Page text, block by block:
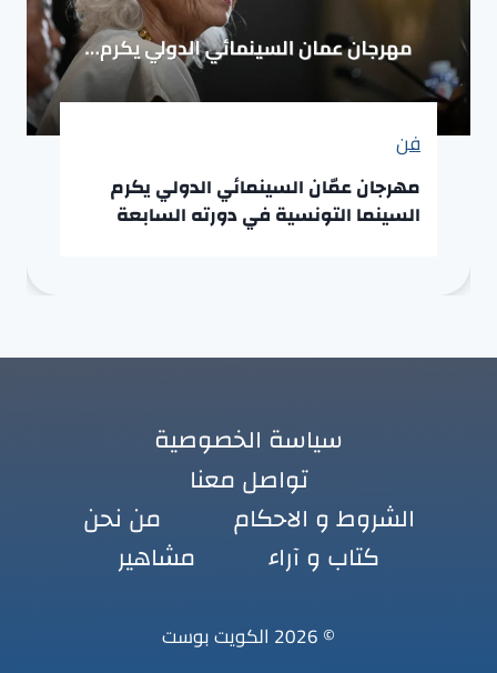
فن
مهرجان عمّان السينمائي الدولي يكرم
السينما التونسية في دورته السابعة
سياسة الخصوصية
تواصل معنا
الشروط و الاحكام
من نحن
كتاب و آراء
مشاهير
© 2026 الكويت بوست